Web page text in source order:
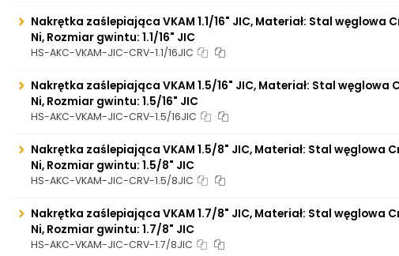
Nakrętka zaślepiająca VKAM 1.1/16" JIC, Materiał: Stal węglowa
Ni, Rozmiar gwintu: 1.1/16" JIC
HS-AKC-VKAM-JIC-CRV-1.1/16JIC
Nakrętka zaślepiająca VKAM 1.5/16" JIC, Materiał: Stal
Ni, Rozmiar gwintu: 1.5/16" JIC
HS-AKC-VKAM-JIC-CRV-1.5/16JIC
Nakrętka zaślepiająca VKAM 1.5/8" JIC, Materiał: Stal węglowa
Ni, Rozmiar gwintu: 1.5/8" JIC
HS-AKC-VKAM-JIC-CRV-1.5/8JIC
Nakrętka zaślepiająca VKAM 1.7/8" JIC, Materiał: Stal węglowa
Ni, Rozmiar gwintu: 1.7/8" JIC
HS-AKC-VKAM-JIC-CRV-1.7/8JIC